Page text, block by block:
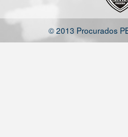
© 2013 Procurados